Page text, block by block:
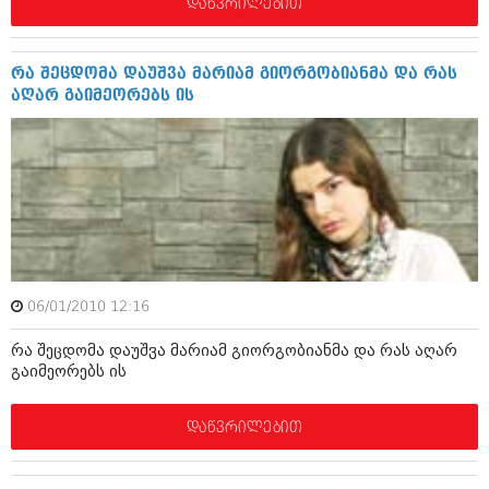
სექტემბერი 2017 (261)
აგვისტო 2017 (212)
ივნისი 2017 (265)
მაისი 2017 (216)
აპრილი 2017 (220)
მარტი 2017 (212)
თებერვალი 2017 (205)
იანვარი 2017 (246)
დეკემბერი 2016 (207)
ნოემბერი 2016 (207)
ოქტომბერი 2016 (257)
სექტემბერი 2016 (224)
აგვისტო 2016 (258)
ივლისი 2016 (211)
აპრილი 2016 (215)
მარტი 2016 (200)
თებერვალი 2016 (250)
დაწვრილებით
რა შეცდომა დაუშვა მარიამ გიორგობიანმა და რას
აღარ გაიმეორებს ის
06/01/2010 12:16
რა შეცდომა დაუშვა მარიამ გიორგობიანმა და რას აღარ
გაიმეორებს ის
დაწვრილებით